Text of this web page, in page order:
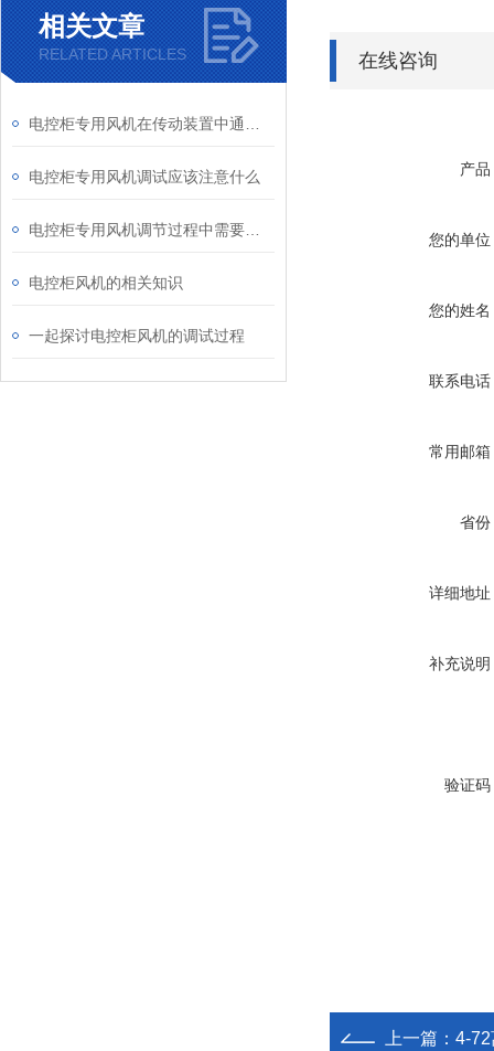
相关文章
RELATED ARTICLES
电控柜专用风机调试应该注意什么
电控柜风机的相关知识
一起探讨电控柜风机的调试过程
在线咨询
产品
您的单位
您的姓名
联系电话
常用邮箱
省份
详细地址
补充说明
验证码
上一篇： 4-